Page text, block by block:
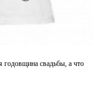
годовщина свадьбы, а что